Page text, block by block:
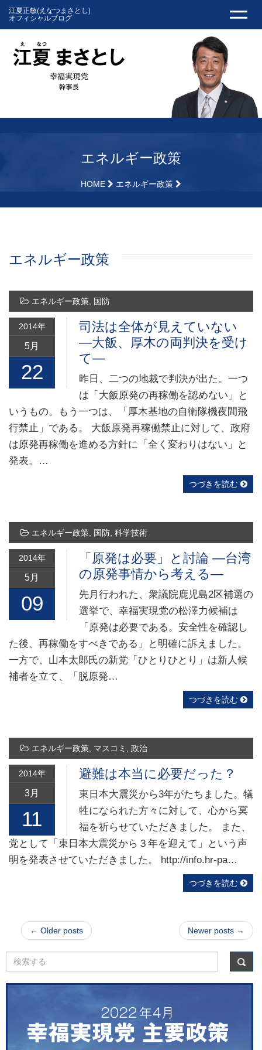
江夏正敏(えなつまさとし)
オフィシャルブログ
エネルギー政策
HOME エネルギー政策
エネルギー政策
エネルギー政策 国防
2014年
5月
22
司法は全体が見えていない
―大飯、厚木の両判決を受け
て―
昨日、二つの地裁で判決が出た。一つ
は「大飯原発の再稼働を認めない」と
いうもの。もう一つは、「厚木基地の自衛隊機夜間飛
行禁止」である。 大飯原発再稼働禁止に対して、政府
は原発再稼働を進める方針に「全く変わりはない」と
発表。…
つづきを読む
エネルギー政策 国防 科学技術
2014年
5月
09
「原発は必要」と討論 ―台湾
の原発事情から考える―
先月行われた、衆議院鹿児島2区補選の
選挙で、幸福実現党の松澤力候補は
「原発は必要である。安全性を確認し
た後、再稼働をすべきである」と明確に訴えました。
一方で、山本太郎氏の新党「ひとりひとり」は新人候
補者を立て、「脱原発…
つづきを読む
エネルギー政策 マスコミ 政治
2014年
3月
11
避難は本当に必要だった？
東日本大震災から3年がたちました。犠
牲になられた方々に対して、心から冥
福を祈らせていただきました。 また、
党として「東日本大震災から３年を迎えて」という声
明を発表させていただきました。 http://info.hr-pa…
つづきを読む
← Older posts Newer posts →